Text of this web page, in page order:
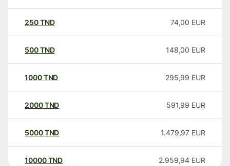
250TND 74,00 EUR
500TND 148,00 EUR
1000TND 295,99 EUR
2000TND 591,99 EUR
5000TND 1.479,97 EUR
10000 TND 2.959,94 EUR